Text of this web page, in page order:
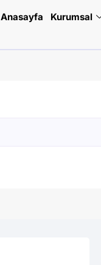
Anasayfa Kurumsal